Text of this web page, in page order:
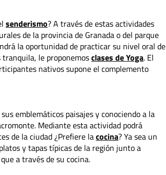
senderismo? A través de estas actividades
de la provincia de Granada o del parque
la oportunidad de practicar su nivel oral de
tranquila, le proponemosclases de Yoga. El
nativos supone el complemento
emblemáticos paisajes y conociendo a la
Mediante esta actividad podrá
de la ciudad ¿Prefiere lacocina? Ya sea un
y tapas típicas de la región junto a
a través de su cocina.